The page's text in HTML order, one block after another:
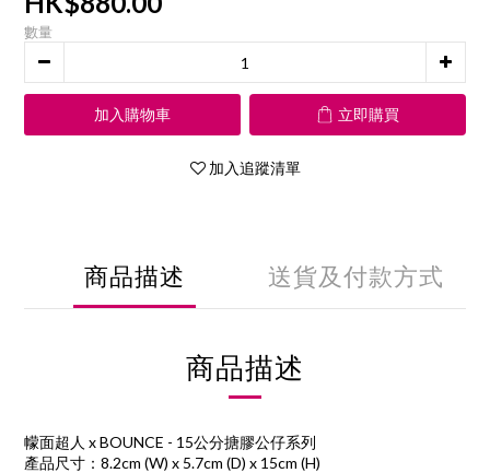
數量
加入購物車 立即購買
加入追蹤清單
商品描述 送貨及付款方式
商品描述
幪面超人 x BOUNCE - 15公分搪膠公仔系列
產品尺寸：8.2cm (W) x 5.7cm (D) x 15cm (H)